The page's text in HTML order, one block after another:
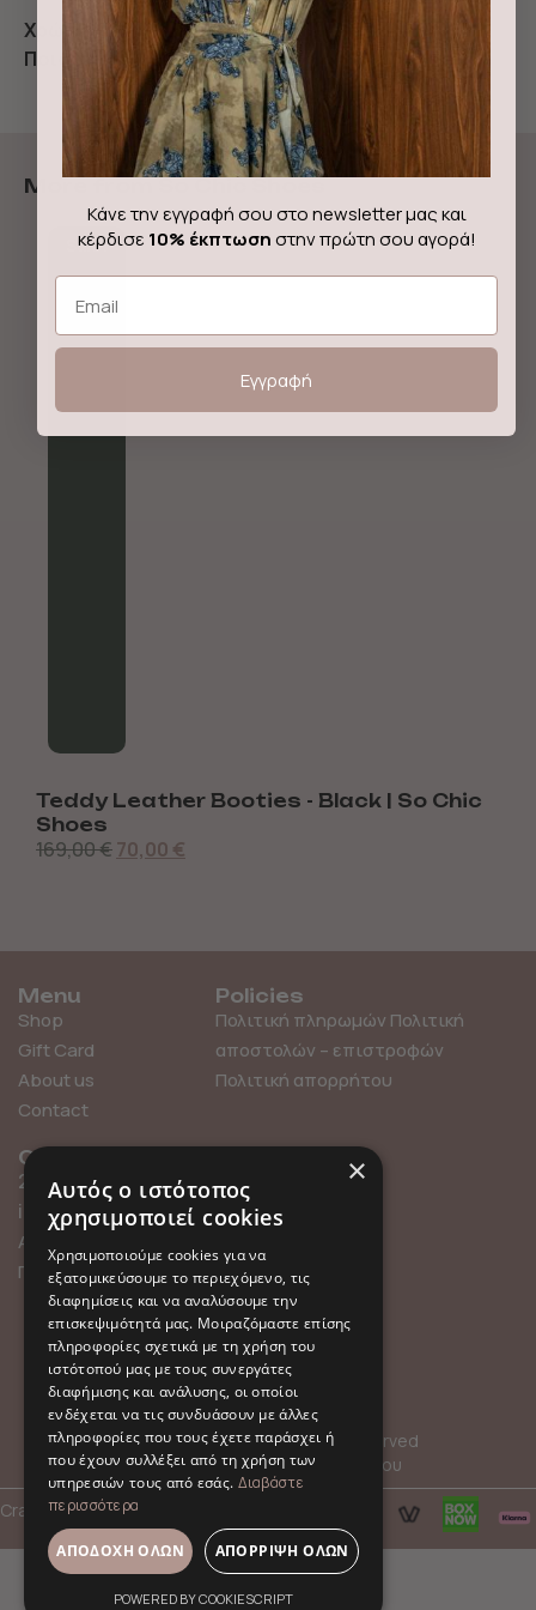
Χρώμα:
Ανοιχτό Γκρί
Ποιότητα:
Δέρμα
More from So Chic Shoes
Sale!
Teddy Leather Booties - Black | So Chic
Shoes
169,00€70,00 €
Menu
Shop
Gift Card
About us
Contact
Policies
Πολιτική πληρωμών Πολιτική
αποστολών – επιστροφών
Πολιτική απορρήτου
Contact info
211 0101119
info@millefleurs.gr
Αγίου Αλεξάνδρου 69,
Παλαιό Φάληρο
© 2026 Millefleurs | All rights reserved
Όροι Χρήσης Πολιτική Απορρήτου
Crafted with
by
×
Αυτός ο ιστότοπος
χρησιμοποιεί cookies
Χρησιμοποιούμε cookies για να
εξατομικεύσουμε το περιεχόμενο, τις
διαφημίσεις και να αναλύσουμε την
επισκεψιμότητά μας. Μοιραζόμαστε επίσης
πληροφορίες σχετικά με τη χρήση του
ιστότοπού μας με τους συνεργάτες
διαφήμισης και ανάλυσης, οι οποίοι
ενδέχεται να τις συνδυάσουν με άλλες
πληροφορίες που τους έχετε παράσχει ή
που έχουν συλλέξει από τη χρήση των
υπηρεσιών τους από εσάς. Διαβάστε
περισσότερα
ΑΠΟΔΟΧΉ ΌΛΩΝ ΑΠΌΡΡΙΨΗ ΌΛΩΝ
POWERED BY COOKIESCRIPT
Κάνε την εγγραφή σου στο newsletter μας και
κέρδισε 10% έκπτωσηστην πρώτη σου αγορά!
Email
Εγγραφή